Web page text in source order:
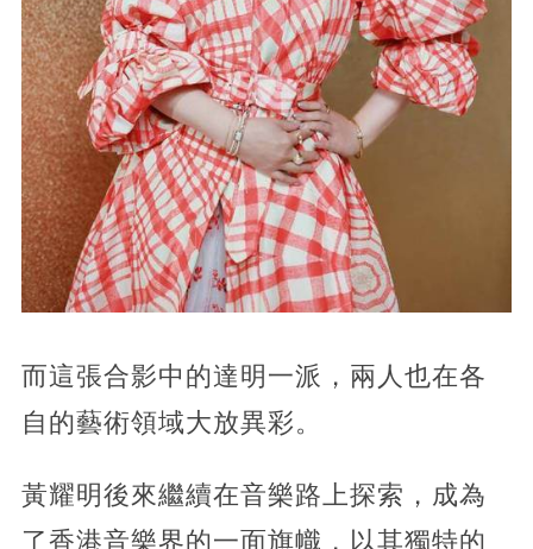
而這張合影中的達明一派，兩人也在各
自的藝術領域大放異彩。
黃耀明後來繼續在音樂路上探索，成為
了香港音樂界的一面旗幟，以其獨特的